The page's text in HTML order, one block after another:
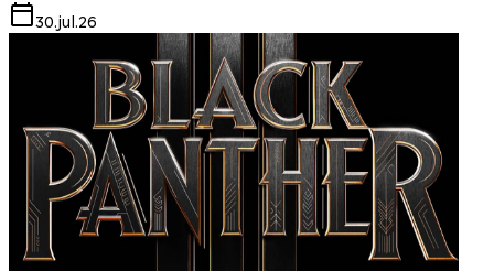
30.jul.26